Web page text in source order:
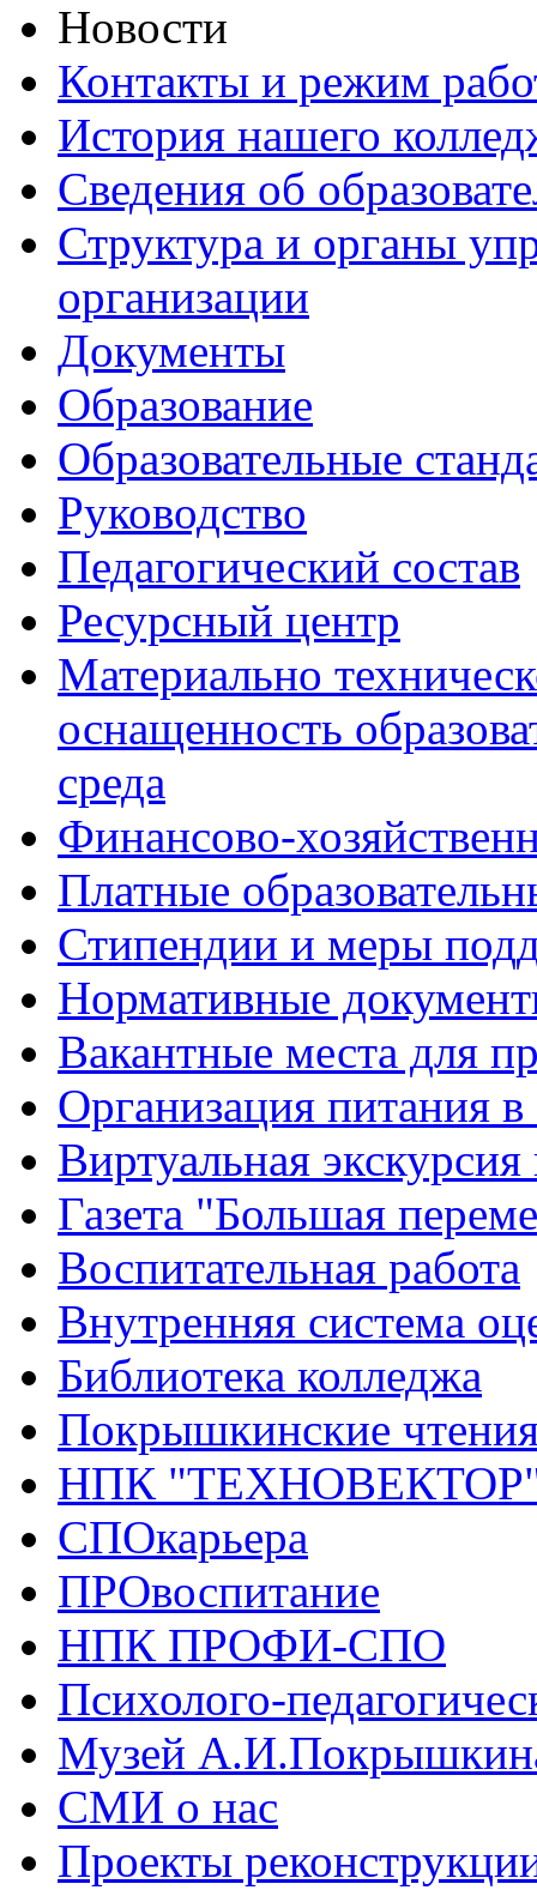
Новости
Контакты и режим
История нашего
Сведения об
Структура и органы
организации
Документы
Образование
Образовательные
Руководство
Педагогический состав
Ресурсный центр
Материально
оснащенность
среда
Финансово-
Платные
Стипендии и меры
Нормативные
Вакантные места для
Организация питания в
Виртуальная
Газета "Большая
Воспитательная работа
Внутренняя система
Библиотека колледжа
Покрышкинские
НПК
СПОкарьера
ПРОвоспитание
НПК ПРОФИ-СПО
Психолого-
Музей
СМИ о нас
Проекты